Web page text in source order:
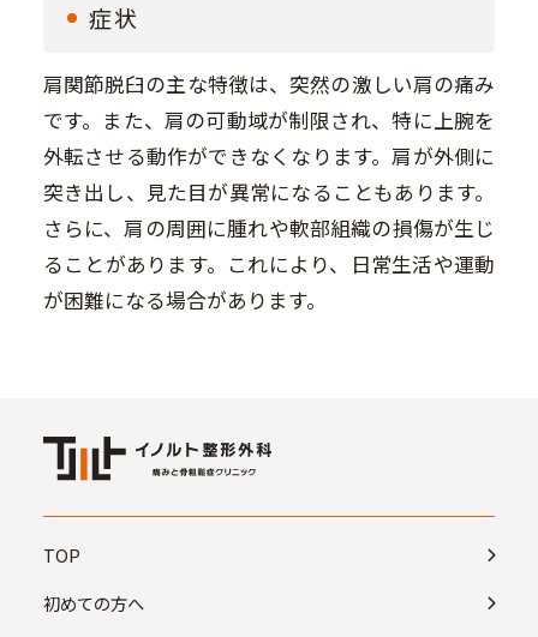
症状
肩関節脱臼の主な特徴は、突然の激しい肩の痛み
です。また、肩の可動域が制限され、特に上腕を
外転させる動作ができなくなります。肩が外側に
突き出し、見た目が異常になることもあります。
さらに、肩の周囲に腫れや軟部組織の損傷が生じ
ることがあります。これにより、日常生活や運動
が困難になる場合があります。
TOP
初めての方へ